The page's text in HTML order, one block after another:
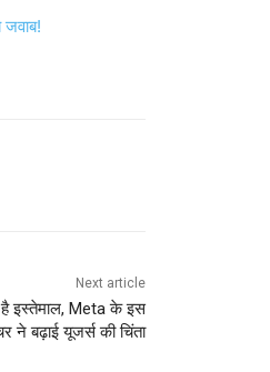
जवाब!
Next article
इस्तेमाल, Meta के इस
ने बढ़ाई यूजर्स की चिंता